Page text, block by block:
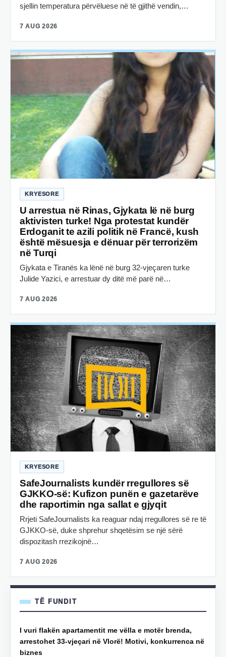
sjellin temperatura përvëluese në të gjithë vendin,…
7 AUG 2026
KRYESORE
U arrestua në Rinas, Gjykata lë në burg
aktivisten turke! Nga protestat kundër
Erdoganit te azili politik në Francë, kush
është mësuesja e dënuar për terrorizëm
në Turqi
Gjykata e Tiranës ka lënë në burg 32-vjeçaren turke
Julide Yazici, e arrestuar dy ditë më parë në…
7 AUG 2026
KRYESORE
SafeJournalists kundër rregullores së
GJKKO-së: Kufizon punën e gazetarëve
dhe raportimin nga sallat e gjyqit
Rrjeti SafeJournalists ka reaguar ndaj rregullores së re të
GJKKO-së, duke shprehur shqetësim se një sërë
dispozitash rrezikojnë…
7 AUG 2026
TË FUNDIT
I vuri flakën apartamentit me vëlla e motër brenda,
arrestohet 33-vjeçari në Vlorë! Motivi, konkurrenca në
biznes